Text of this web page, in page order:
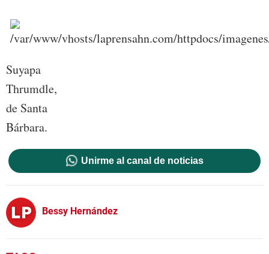
Suyapa
Thrumdle,
de Santa
Bárbara.
Unirme al canal de noticias
Bessy Hernández